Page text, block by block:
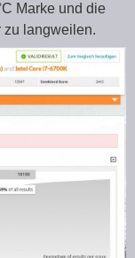
Marke und die
zu langweilen.